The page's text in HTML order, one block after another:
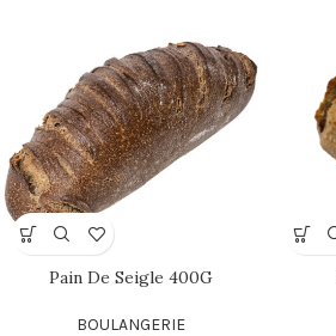
Pain De Seigle 400G
BOULANGERIE